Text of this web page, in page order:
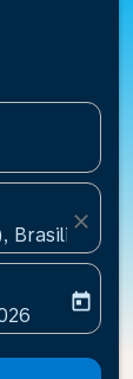
Brasilien
close
date-
today